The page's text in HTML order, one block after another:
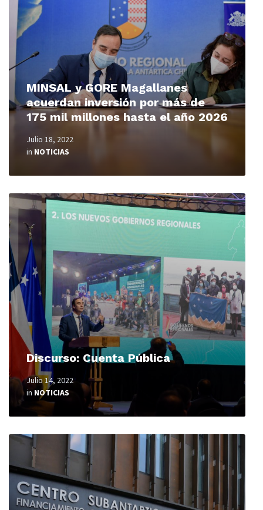
MINSAL y GORE Magallanes
acuerdan inversión por más de
175 mil millones hasta el año 2026
Julio 18, 2022
in NOTICIAS
Discurso: Cuenta Pública
Julio 14, 2022
in NOTICIAS
Read
More
Read